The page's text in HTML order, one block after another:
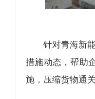
针对青海新能
措施动态，帮助
施，压缩货物通关